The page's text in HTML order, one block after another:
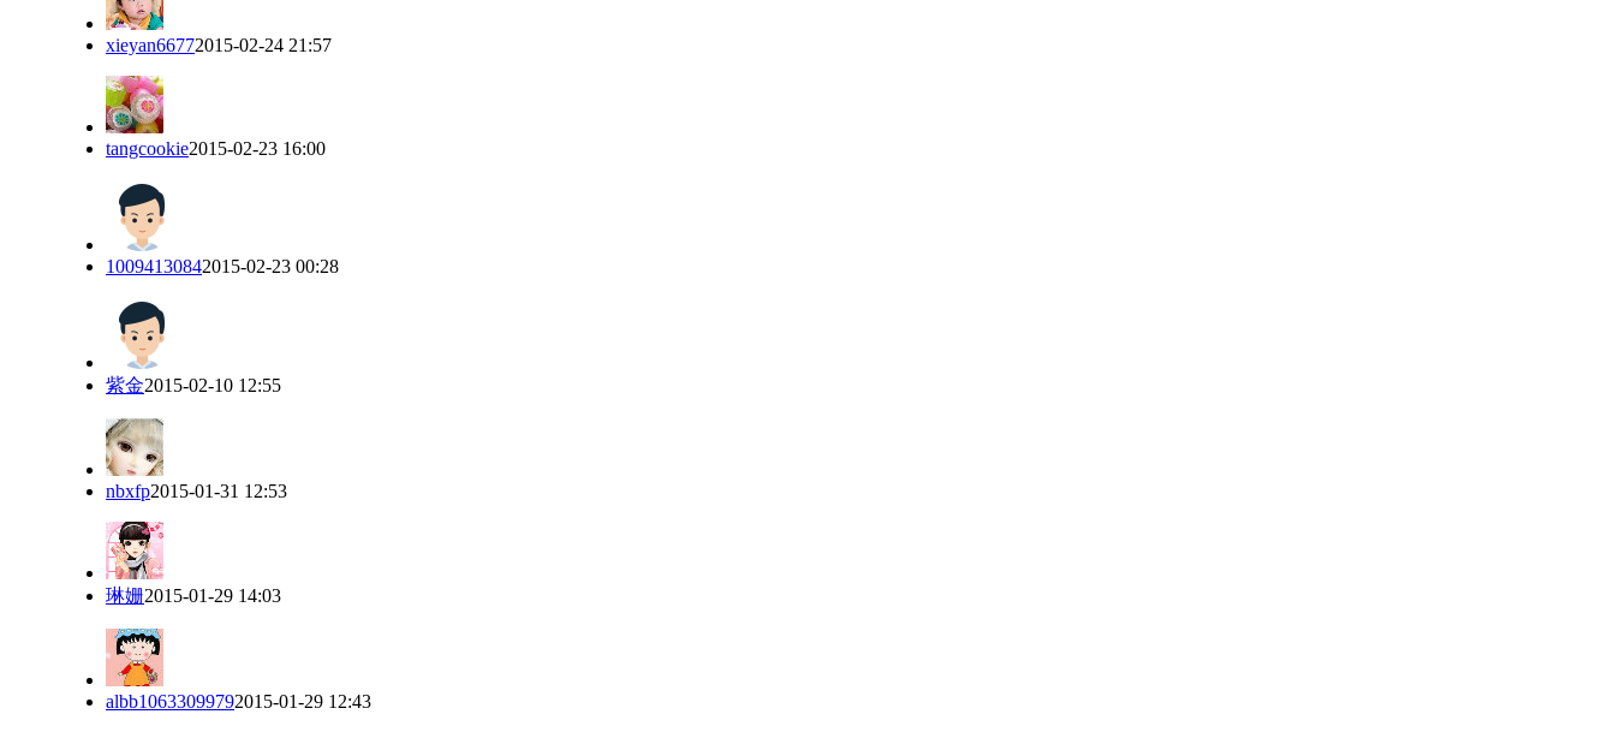
xieyan66772015-02-24 21:57
tangcookie2015-02-23 16:00
10094130842015-02-23 00:28
紫金2015-02-10 12:55
nbxfp2015-01-31 12:53
琳姗2015-01-29 14:03
albb10633099792015-01-29 12:43